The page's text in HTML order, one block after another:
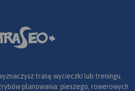
trasę wycieczki lub treningu.
planowania: pieszego, rowerowych